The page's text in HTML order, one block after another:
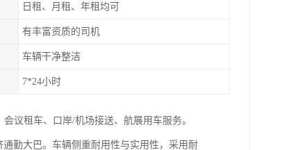
日租、月租、年租均可
有丰富资质的司机
车辆干净整洁
7*24小时
议租车、口岸/机场接送、航展用车服务。
勤大巴。车辆侧重耐用性与实用性，采用耐